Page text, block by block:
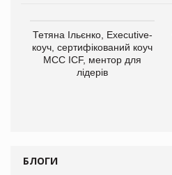
Тетяна Ільєнко, Executive-
коуч, сертифікований коуч
МСС ICF, ментор для
лідерів
БЛОГИ